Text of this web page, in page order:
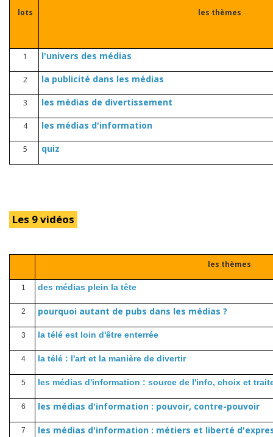
lots les thèmes
1 l'univers des médias
2 la publicité dans les médias
3 les médias de divertissement
4 les médias d'information
5 quiz
Les 9 vidéos
les thèmes
1 des médias plein la tête
2 pourquoi autant de pubs dans les médias ?
3 la télé est loin d'être enterrée
4 la télé : l'art et la manière de divertir
5 les médias d'information : source de l'info, choix et
6 les médias d'information : pouvoir, contre-pouvoir
7 les médias d'information : métiers et liberté